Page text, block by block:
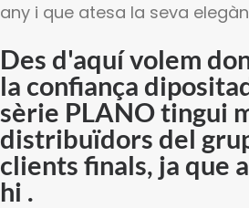
any i que atesa la seva
Des d'aquí volem
la confiança
sèrie PLANO tingui
distribuïdors del
clients finals, ja que
hi .